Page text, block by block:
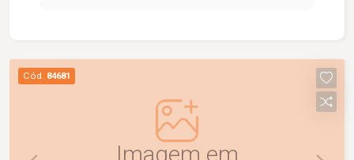
alumínio; Persianas com cortinas elétricas em
todos os quartos; Portão basculante em alumínio
com 4,00 metros; Piscina de 2,50 x 6,00 metros;
Pergolado em aroeira e ipê; Aquecimento solar
em todas as torneiras e chuveiros; Projeto
Cód. 84681
Imagem em